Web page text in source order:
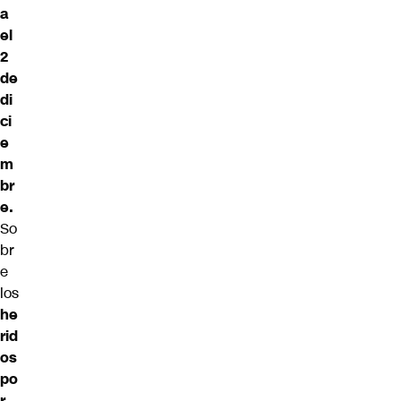
a
el
2
de
di
ci
e
m
br
e.
So
br
e
los
he
rid
os
po